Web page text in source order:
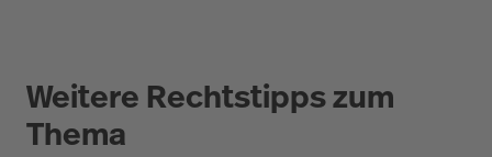
Weitere Rechtstipps zum
Thema